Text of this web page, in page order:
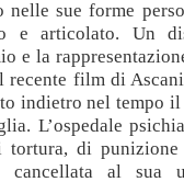
nelle sue forme
e articolato. Un
e la
film di
indietro nel tempo
L’ospedale
tortura, di
al sua